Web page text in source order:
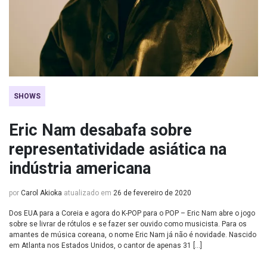
SHOWS
Eric Nam desabafa sobre
representatividade asiática na
indústria americana
por Carol Akioka atualizado em 26 de fevereiro de 2020
Dos EUA para a Coreia e agora do K-POP para o POP – Eric Nam abre o jogo
sobre se livrar de rótulos e se fazer ser ouvido como musicista. Para os
amantes de música coreana, o nome Eric Nam já não é novidade. Nascido
em Atlanta nos Estados Unidos, o cantor de apenas 31 […]